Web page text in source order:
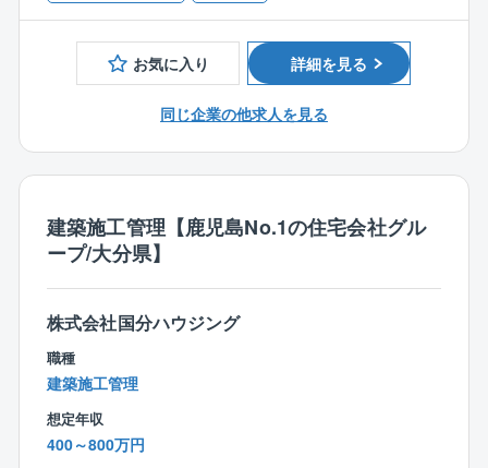
■お取引は国・地方自治体から民間の法人様と幅広くい
ただいており、設計する施設は、市役所庁舎、学校等
の教育施設、商業施設や共同住宅まで多岐にわたりま
o
【同社の特徴】
〇日本一ストレスがない会社造りを目指す企業！
■代表者自身が社員として勤務していた際に嫌だったこ
とは同社社員には経験させたくない、自身が働きたく
なるような会社にしたいという思いが代表者の根底に
あります。従って、正当に評価される独自の評価制度
をはじめ、ストレスのない環境、家族を大事にする等
の考えが根付いています。（パワハラやセクハラの徹
底排除、充実した福利厚生による人間関係の円滑化、
無駄な業務による残業など）
お気に入り 詳細を見る
同じ企業の他求人を見る
建築施工管理【鹿児島No.1の住宅会社グル
ープ/大分県】
株式会社国分ハウジング
職種
建築施工管理
想定年収
400～800万円